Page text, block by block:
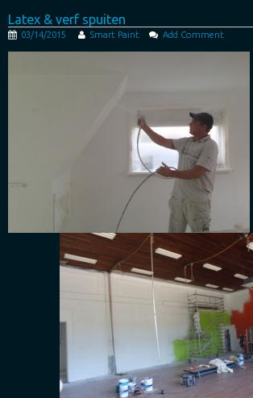
Latex & verf spuiten
03/14/2015 Smart Paint Add Comment